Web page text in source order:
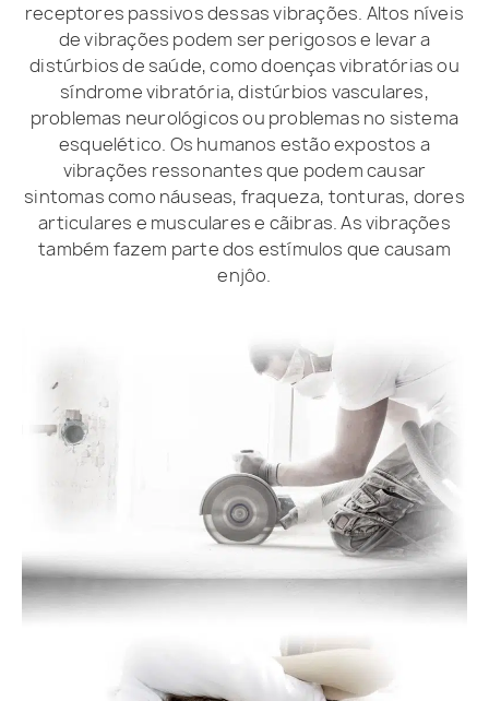
receptores passivos dessas vibrações. Altos níveis
de vibrações podem ser perigosos e levar a
distúrbios de saúde, como doenças vibratórias ou
síndrome vibratória, distúrbios vasculares,
problemas neurológicos ou problemas no sistema
esquelético. Os humanos estão expostos a
vibrações ressonantes que podem causar
sintomas como náuseas, fraqueza, tonturas, dores
articulares e musculares e cãibras. As vibrações
também fazem parte dos estímulos que causam
enjôo.